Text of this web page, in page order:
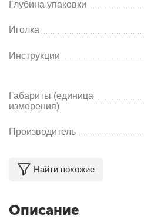
Глубина упаковки
Иголка
Инструкции
Габариты (единица
измерения)
Производитель
Найти похожие
Описание